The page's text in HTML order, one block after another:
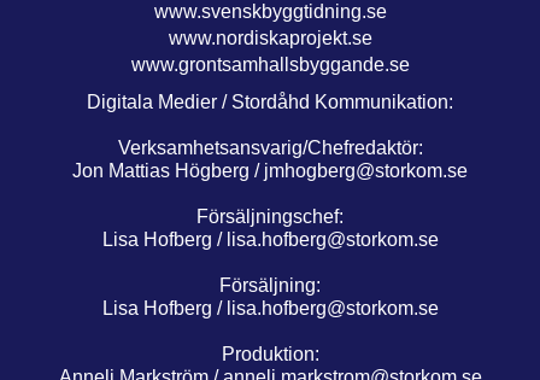
www.svenskbyggtidning.se
www.nordiskaprojekt.se
www.grontsamhallsbyggande.se
Digitala Medier / Stordåhd Kommunikation:
Verksamhetsansvarig/Chefredaktör:
Jon Mattias Högberg / jmhogberg@storkom.se
Försäljningschef:
Lisa Hofberg / lisa.hofberg@storkom.se
Försäljning:
Lisa Hofberg / lisa.hofberg@storkom.se
Produktion: